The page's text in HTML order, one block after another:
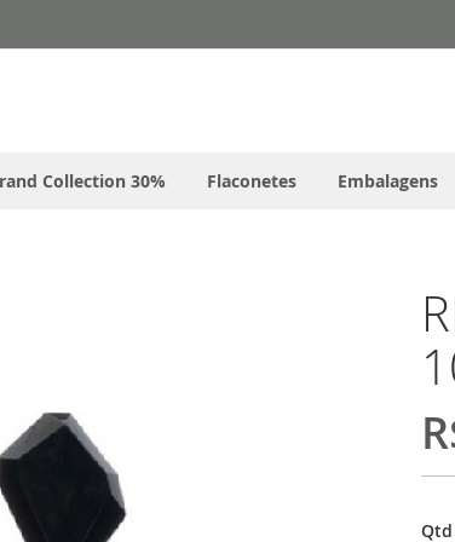
Collection 30% Flaconetes Embalagens
Qtd